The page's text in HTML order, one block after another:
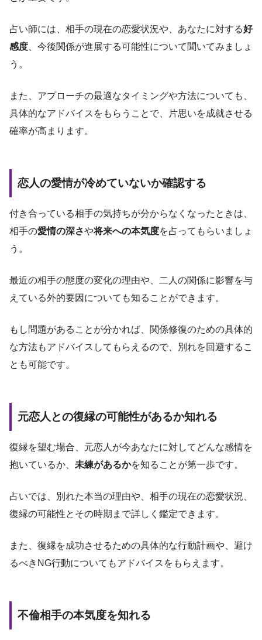
占い師には、相手の現在の恋愛状況や、あなたに対する好
感度 、今後関係が進展する可能性について聞いてみましょ
う。
また、アプローチの最適なタイミングや方法についても、
具体的なアドバイスをもらうことで、片思いを成就させる
確率が高まります。
恋人の愛情が冷めていないか確認する
付き合っている相手の気持ちが分からなくなったときは、
相手の愛情の深さや将来への本気度を占ってもらいましょ
う。
最近の相手の態度の変化の理由や、二人の関係に影響を与
えている外的要因についても知ることができます。
もし問題があることが分かれば、関係修復のための具体的
な方法もアドバイスしてもらえるので、別れを回避するこ
とも可能です。
元恋人との復縁の可能性があるか知れる
復縁を望む場合、元恋人が今あなたに対してどんな感情を
抱いているか、 未練があるかを知ることが第一歩です。
占いでは、別れた本当の理由や、相手の現在の恋愛状況、
復縁の可能性とその時期まで詳しく鑑定できます。
また、復縁を成功させるための具体的な行動計画や、避け
るべきNG行動についてもアドバイスをもらえます。
不倫相手の本気度を知れる